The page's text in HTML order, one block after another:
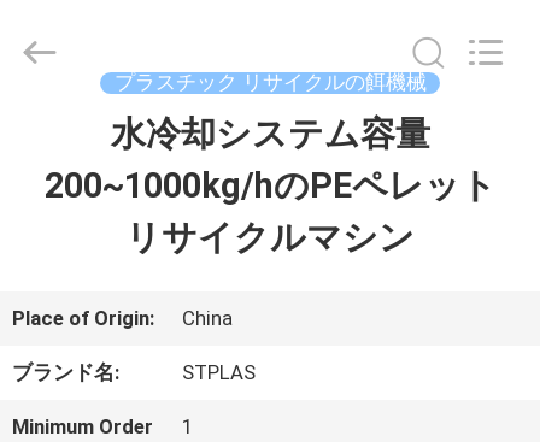
ビ
デ
supplier.
Copyright
STPLAS
MACHINERY
プラスチック リサイクルの餌機械
水冷却システム容量
200~1000kg/hのPEペレット
リサイクルマシン
Place of Origin: China
ブランド名: STPLAS
Minimum Order
1